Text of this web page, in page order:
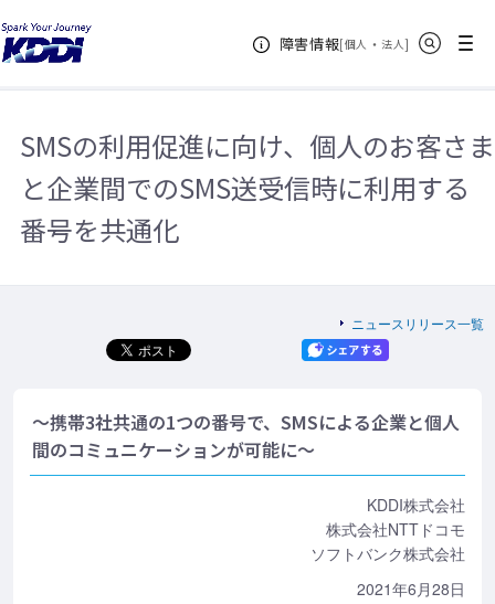
障害情報[個人 ・ 法人新規ウィンドウ
]
メニュー
KDDIホーム
の利用促進に向け、個人のお客さまと企業間でのSMS送受信時に利用する番号
を共通化
SMSの利用促進に向け、個人のお客さま
と企業間でのSMS送受信時に利用する
番号を共通化
ニュースリリース一覧
～携帯3社共通の1つの番号で、SMSによる企業と個人
間のコミュニケーションが可能に～
KDDI株式会社
株式会社NTTドコモ
ソフトバンク株式会社
2021年6月28日